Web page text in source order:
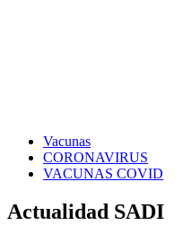
Vacunas
CORONAVIRUS
VACUNAS COVID
Actualidad SADI